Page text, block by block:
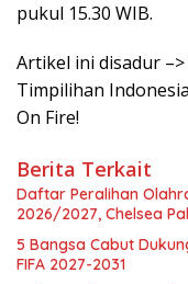
pukul 15.30 WIB.
Artikel ini disadur –>
Timpilihan
On Fire!
Berita Terkait
Daftar Peralihan
2026/2027, Chelsea
5 Bangsa Cabut
FIFA 2027-2031